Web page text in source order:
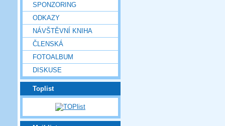
SPONZORING
ODKAZY
NÁVŠTĚVNÍ KNIHA
ČLENSKÁ
FOTOALBUM
DISKUSE
Toplist